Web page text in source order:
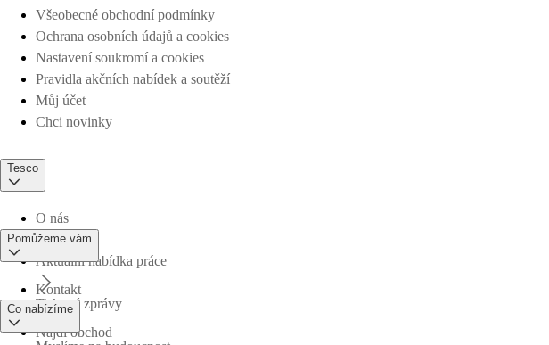
Všeobecné obchodní podmínky
Ochrana osobních údajů a cookies
Nastavení soukromí a cookies
Pravidla akčních nabídek a soutěží
Můj účet
Chci novinky
Tesco
O nás
Aktuální nabídka práce
Tiskové zprávy
Pomůžeme vám
Kontakt
Najdi obchod
Co nabízíme